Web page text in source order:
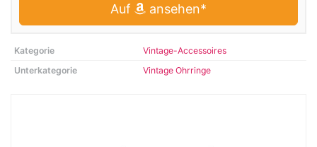
Auf ansehen*
Kategorie
Vintage-Accessoires
Unterkategorie
Vintage Ohrringe